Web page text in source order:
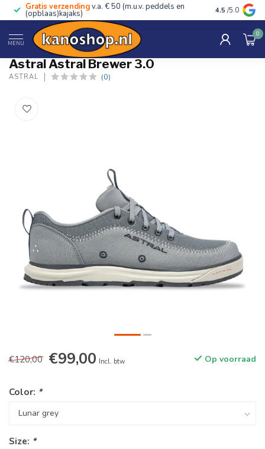
Gratis verzendingv.a. € 50 (m.u.v. peddels en
(opblaas)kajaks) Advies van
4.5 /5.0
MENU
0
Home / Astral Brewer 3.0
Astral Astral Brewer 3.0
ASTRAL (0)
€120,00 €99,00 Incl. btw Op voorraad
Color: *
Size: *